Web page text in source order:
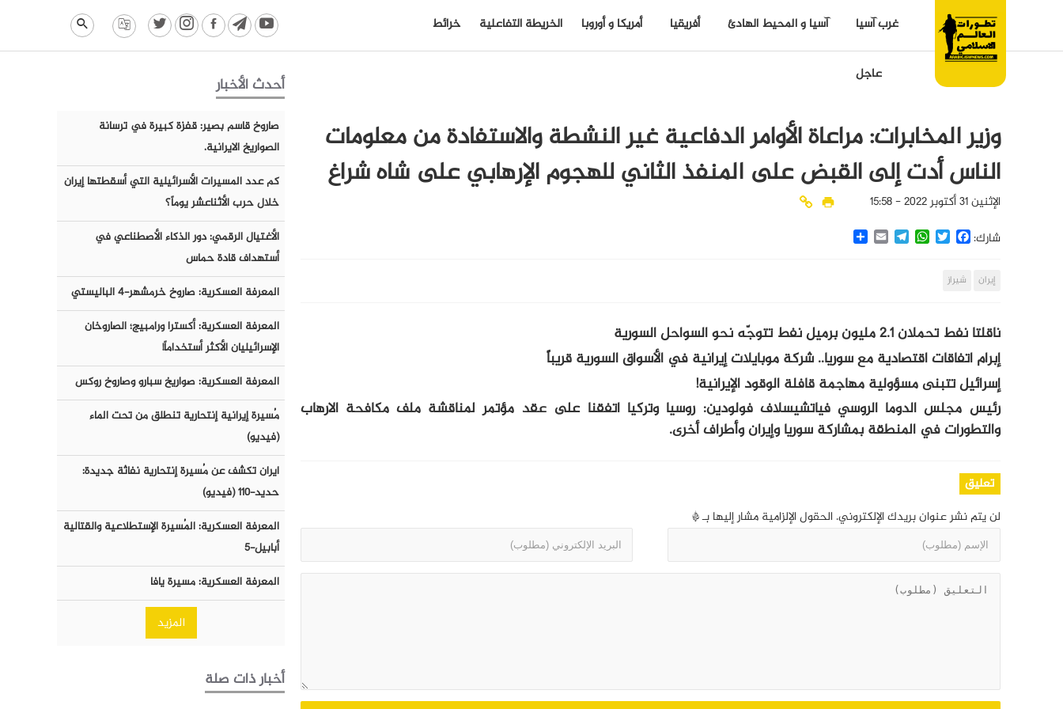
غرب آسيا آسيا و المحيط الهادئ أفريقيا أمريكا و أوروبا الخريطة التفاعلية خرائط
عاجل
وزير المخابرات: مراعاة الأوامر الدفاعية غير النشطة والاستفادة من معلومات
الناس أدت إلى القبض على المنفذ الثاني للهجوم الإرهابي على شاه شراغ
الإثنين 31 أكتوبر 2022 - 15:58
شارك:
Facebook
Twitter
WhatsApp
Telegram
Email
إيران شيراز
ناقلتا نفط تحملان 2.1 مليون برميل نفط تتوجّه نحو السواحل السورية
إبرام اتفاقات اقتصادية مع سوريا.. شركة موبايلات إيرانية في الأسواق السورية قريباً
إسرائيل تتبنى مسؤولية مهاجمة قافلة الوقود الإيرانية!
رئيس مجلس الدوما الروسي فياتشيسلاف فولودين: روسيا وتركيا اتفقنا على عقد مؤتمر لمناقشة ملف مكافحة الارهاب
والتطورات في المنطقة بمشاركة سوريا وإيران وأطراف أخرى.
تعليق
لن يتم نشر عنوان بريدك الإلكتروني. الحقول الإلزامية مشار إليها بـ*
أحدث الأخبار
صاروخ قاسم بصير: قفزة كبيرة في ترسانة
الصواريخ الايرانية.
كم عدد المسيرات الأسرائيلية التي أسقطتها إيران
خلال حرب الأثناعشر يوماً؟
الأغتيال الرقمي: دور الذكاء الأصطناعي في
أستهداف قادة حماس
المعرفة العسكرية: صاروخ خرمشهر-٤ الباليستي
المعرفة العسكرية: أكسترا ورامبيج؛ الصاروخان
الإسرائيليان الأكثر أستخداماً!
المعرفة العسكرية: صواريخ سبارو وصاروخ روكس
مُسيرة إيرانية إنتحارية تنطلق من تحت الماء
(فيديو)
ايران تكشف عن مُسيرة إنتحارية نفاثة جديدة:
حديد-١١٠ (فيديو)
المعرفة العسكرية: المُسيرة الإستطلاعية والقتالية
أبابيل-٥
المعرفة العسكرية: مسيرة يافا
المزيد
أخبار ذات صلة